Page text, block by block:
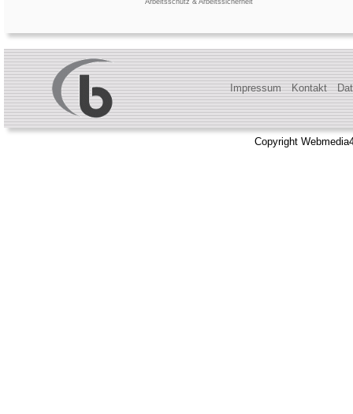
Arbeitsschutz & Arbeitssicherheit
Impressum Kontakt
Copyright